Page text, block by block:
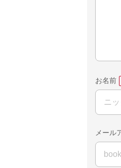
お名前
メール